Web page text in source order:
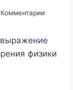
выражение
физики